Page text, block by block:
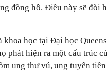
đồng hồ. Điều này sẽ đòi
khoa học tại Đại học
phát hiện ra một cấu trúc
ung thư vú, ung tuyến